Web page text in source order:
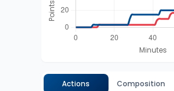
Actions Composition